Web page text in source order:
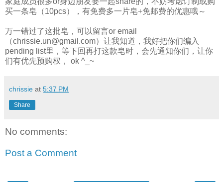
买一条皂（10pcs），有免费多一片皂+免邮费的优惠哦～
万一错过了这批皂，可以留言or email
（chrissie.un@gmail.com）让我知道，我好把你们编入
pending list里，等下回再打这款皂时，会先通知你们，让你
们有优先预购权， ok ^_~
chrissie at 5:37 PM
Share
No comments:
Post a Comment